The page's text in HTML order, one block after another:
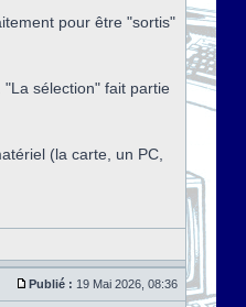
pour être "sortis"
sélection" fait partie
(la carte, un PC,
Publié : 19 Mai 2026, 08:36